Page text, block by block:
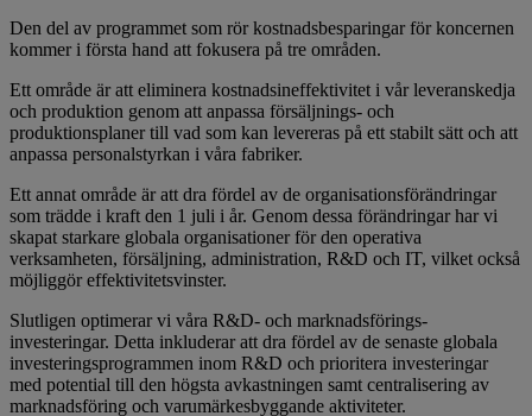
Den del av programmet som rör kostnadsbesparingar för koncernen
kommer i första hand att fokusera på tre områden.
Ett område är att eliminera kostnadsineffektivitet i vår leveranskedja
och produktion genom att anpassa försäljnings- och
produktionsplaner till vad som kan levereras på ett stabilt sätt och att
anpassa personalstyrkan i våra fabriker.
Ett annat område är att dra fördel av de organisationsförändringar
som trädde i kraft den 1 juli i år. Genom dessa förändringar har vi
skapat starkare globala organisationer för den operativa
verksamheten, försäljning, administration, R&D och IT, vilket också
möjliggör effektivitetsvinster.
Slutligen optimerar vi våra R&D- och marknadsförings-
investeringar. Detta inkluderar att dra fördel av de senaste globala
investeringsprogrammen inom R&D och prioritera investeringar
med potential till den högsta avkastningen samt centralisering av
marknadsföring och varumärkesbyggande aktiviteter.